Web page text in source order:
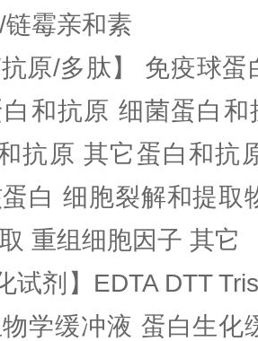
霉亲和素
抗原/多肽】 免疫球
和抗原 细菌蛋白
抗原 其它蛋白和抗
白 细胞裂解和提取
重组细胞因子 其它
试剂】EDTA DTT
学缓冲液 蛋白生化